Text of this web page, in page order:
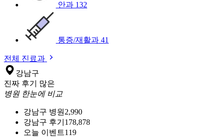
안과 132
통증/재활과 41
전체 진료과
강남구
진짜 후기 많은
병원 한눈에 비교
강남구 병원 2,990
강남구 후기 178,878
오늘 이벤트119